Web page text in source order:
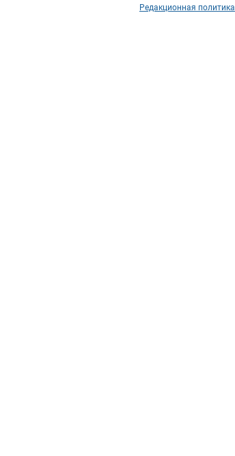
Редакционная политика